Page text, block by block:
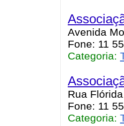
Avenida
Fone: 11
Categoria:
Rua
Fone: 11
Categoria: